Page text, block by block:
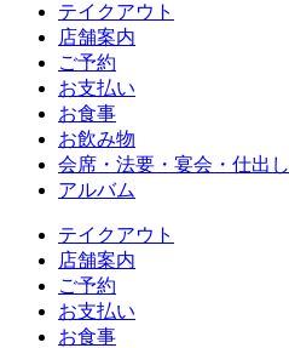
テイクアウト
店舗案内
ご予約
お支払い
お食事
お飲み物
会席・法要・宴会・仕出し
アルバム
テイクアウト
店舗案内
ご予約
お支払い
お食事